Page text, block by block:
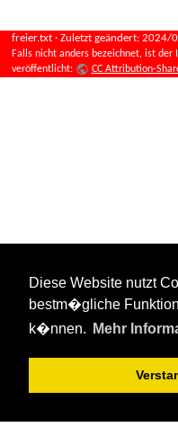
Diese Website nutzt
bestm�gliche
k�nnen.
Mehr
freier.txt · Zuletzt geändert:2024/
Falls nicht anders bezeichnet, ist
veröffentlicht:
CC Attribution-